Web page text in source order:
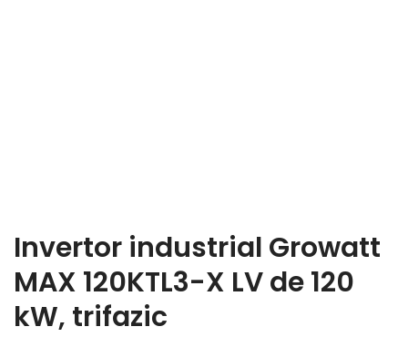
Invertor industrial Growatt
MAX 120KTL3-X LV de 120
kW, trifazic